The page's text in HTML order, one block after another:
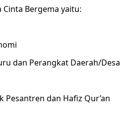
Cinta Bergema yaitu:
dan Perangkat Daerah/Desa
Pesantren dan Hafiz Qur’an